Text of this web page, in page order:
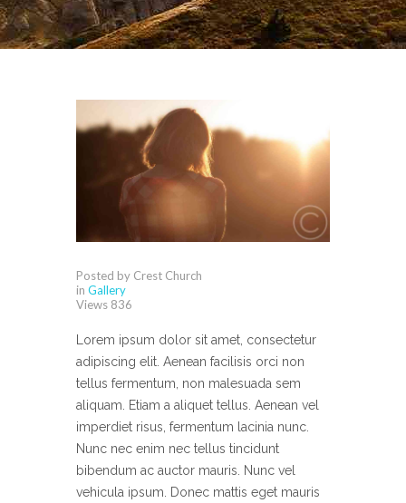
Posted by Crest Church
in Gallery
Views 836
Lorem ipsum dolor sit amet, consectetur
adipiscing elit. Aenean facilisis orci non
tellus fermentum, non malesuada sem
aliquam. Etiam a aliquet tellus. Aenean vel
imperdiet risus, fermentum lacinia nunc.
Nunc nec enim nec tellus tincidunt
bibendum ac auctor mauris. Nunc vel
vehicula ipsum. Donec mattis eget mauris